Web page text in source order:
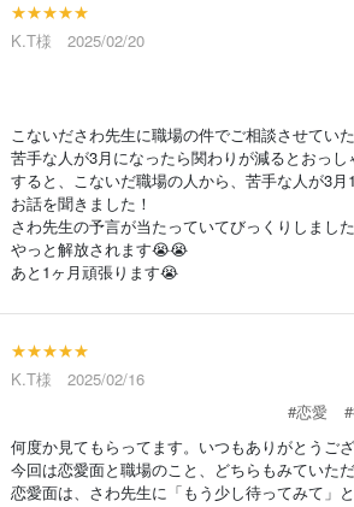
★★★★★
K.T様 2025/02/20
こないださわ先生に職場の件でご相談させていた
苦手な人が3月になったら関わりが減るとおっし
すると、こないだ職場の人から、苦手な人が3月
お話を聞きました！
さわ先生の予言が当たっていてびっくりしました
やっと解放されます😭😭
あと1ヶ月頑張ります😭
★★★★★
K.T様 2025/02/16
#恋愛
何度か見てもらってます。いつもありがとうご
今回は恋愛面と職場のこと、どちらもみていただ
恋愛面は、さわ先生に「もう少し待ってみて」